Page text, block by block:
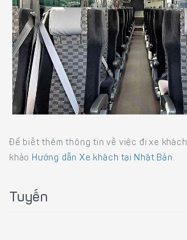
Để biết thêm thông tin về việc đi xe
khảo Hướng dẫn Xe khách tại Nhật Bản .
Tuyến